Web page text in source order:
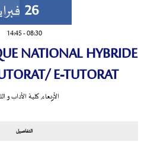
26
08:30
-
14:45
NATIONAL HYBRIDE
E-TUTORAT
الأربعاء,كلية الأداب و
التفاصيل